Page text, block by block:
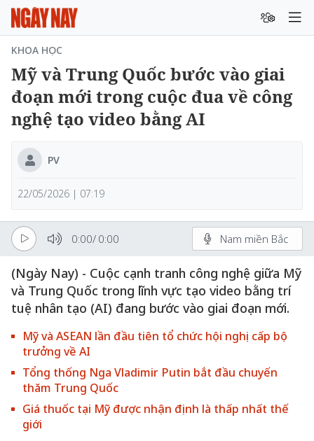
KHOA HỌC
Mỹ và Trung Quốc bước vào giai
đoạn mới trong cuộc đua về công
nghệ tạo video bằng AI
PV
22/05/2026 | 07:19
0:00/ 0:00 Nam miền Bắc
(Ngày Nay) - Cuộc cạnh tranh công nghệ giữa Mỹ
và Trung Quốc trong lĩnh vực tạo video bằng trí
tuệ nhân tạo (AI) đang bước vào giai đoạn mới.
Mỹ và ASEAN lần đầu tiên tổ chức hội nghị cấp bộ
trưởng về AI
Tổng thống Nga Vladimir Putin bắt đầu chuyến
thăm Trung Quốc
Giá thuốc tại Mỹ được nhận định là thấp nhất thế
giới